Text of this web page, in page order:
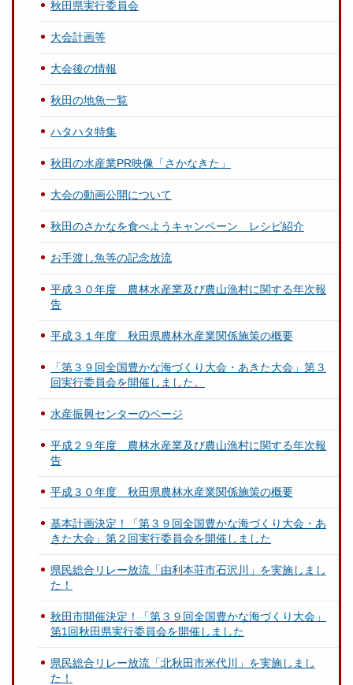
秋田県実行委員会
大会計画等
大会後の情報
秋田の地魚一覧
ハタハタ特集
秋田の水産業PR映像「さかなきた」
大会の動画公開について
秋田のさかなを食べようキャンペーン レシピ紹介
お手渡し魚等の記念放流
平成３０年度 農林水産業及び農山漁村に関する年次報
告
平成３１年度 秋田県農林水産業関係施策の概要
「第３９回全国豊かな海づくり大会・あきた大会」第３
回実行委員会を開催しました。
水産振興センターのページ
平成２９年度 農林水産業及び農山漁村に関する年次報
告
平成３０年度 秋田県農林水産業関係施策の概要
基本計画決定！「第３９回全国豊かな海づくり大会・あ
きた大会」第２回実行委員会を開催しました
県民総合リレー放流「由利本荘市石沢川」を実施しまし
た！
秋田市開催決定！「第３９回全国豊かな海づくり大会」
第1回秋田県実行委員会を開催しました
県民総合リレー放流「北秋田市米代川」を実施しまし
た！